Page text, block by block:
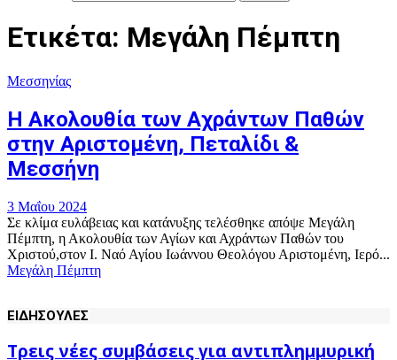
Ετικέτα: Μεγάλη Πέμπτη
Μεσσηνίας
Η Ακολουθία των Αχράντων Παθών
στην Αριστομένη, Πεταλίδι &
Μεσσήνη
3 Μαΐου 2024
Σε κλίμα ευλάβειας και κατάνυξης τελέσθηκε απόψε Μεγάλη
Πέμπτη, η Ακολουθία των Αγίων και Αχράντων Παθών του
Χριστού,στον Ι. Ναό Αγίου Ιωάννου Θεολόγου Αριστομένη, Ιερό...
Μεγάλη Πέμπτη
ΕΙΔΗΣΟΥΛΕΣ
Τρεις νέες συμβάσεις για αντιπλημμυρική